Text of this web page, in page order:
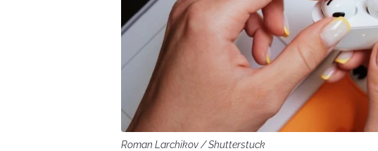
Roman Larchikov / Shutterstuck